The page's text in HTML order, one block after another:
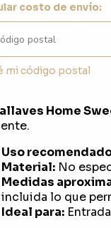
costo de envío:
mi código postal
Home
Uso
Material:No
Medidas
incluida lo que
Ideal para: